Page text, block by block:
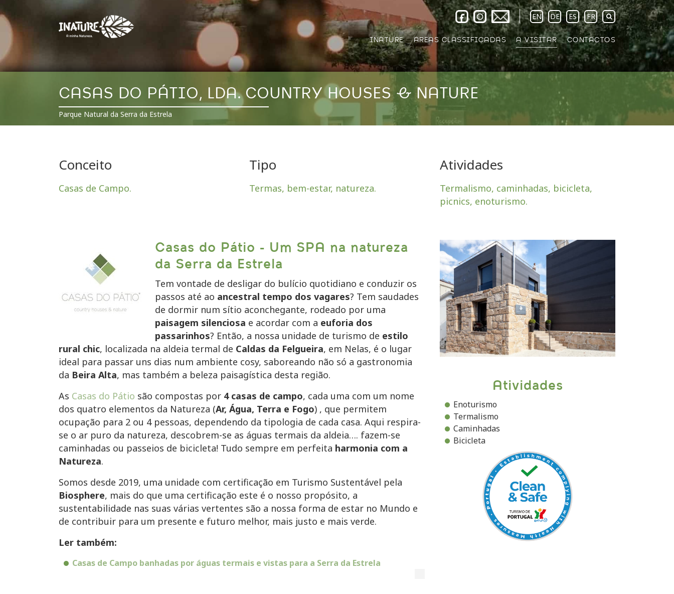
EN DE ES FR
INATURE AREAS CLASSIFICADAS A VISITAR CONTACTOS
CASAS DO PÁTIO, LDA. COUNTRY HOUSES & NATURE
Parque Natural da Serra da Estrela
Conceito
Casas de Campo.
Tipo
Termas, bem-estar, natureza.
Atividades
Termalismo, caminhadas, bicicleta,
picnics, enoturismo.
Casas do Pátio - Um SPA na natureza
da Serra da Estrela
Tem vontade de desligar do bulício quotidiano e conduzir os
passos até ao ancestral tempo dos vagares? Tem saudades
de dormir num sítio aconchegante, rodeado por uma
paisagem silenciosa e acordar com a euforia dos
passarinhos? Então, a nossa unidade de turismo de estilo
rural chic, localizada na aldeia termal de Caldas da Felgueira, em Nelas, é o lugar
ideal para passar uns dias num ambiente cosy, saboreando não só a gastronomia
da Beira Alta, mas também a beleza paisagística desta região.
As Casas do Pátio são compostas por 4 casas de campo, cada uma com um nome
dos quatro elementos da Natureza (Ar, Água, Terra e Fogo) , que permitem
ocupação para 2 ou 4 pessoas, dependendo da tipologia de cada casa. Aqui respira-
se o ar puro da natureza, descobrem-se as águas termais da aldeia…. fazem-se
caminhadas ou passeios de bicicleta! Tudo sempre em perfeita harmonia com a
Natureza.
Somos desde 2019, uma unidade com certificação em Turismo Sustentável pela
Biosphere, mais do que uma certificação este é o nosso propósito, a
sustentabilidade nas suas várias vertentes são a nossa forma de estar no Mundo e
de contribuir para um presente e futuro melhor, mais justo e mais verde.
Ler também:
Casas de Campo banhadas por águas termais e vistas para a Serra da Estrela
Atividades
Enoturismo
Termalismo
Caminhadas
Bicicleta